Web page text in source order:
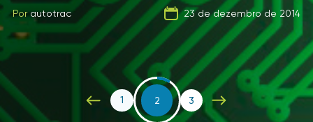
Porautotrac 21 de setembro de 2019
Porautotrac 23 de dezembro de 2014
1 2 3